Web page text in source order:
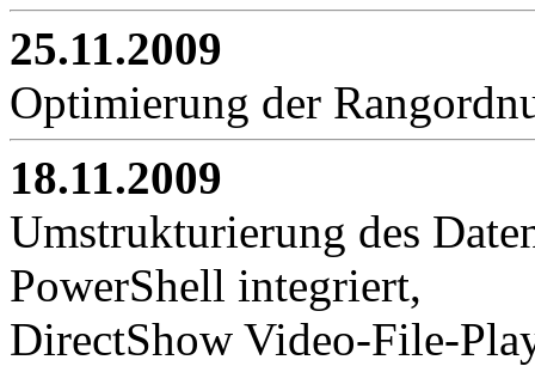
25.11.2009
Optimierung der
18.11.2009
Umstrukturierung des
PowerShell integriert,
DirectShow Video-File-